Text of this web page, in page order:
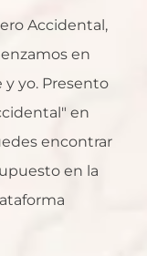
Accidental,
en
y yo. Presento
en
encontrar
en la